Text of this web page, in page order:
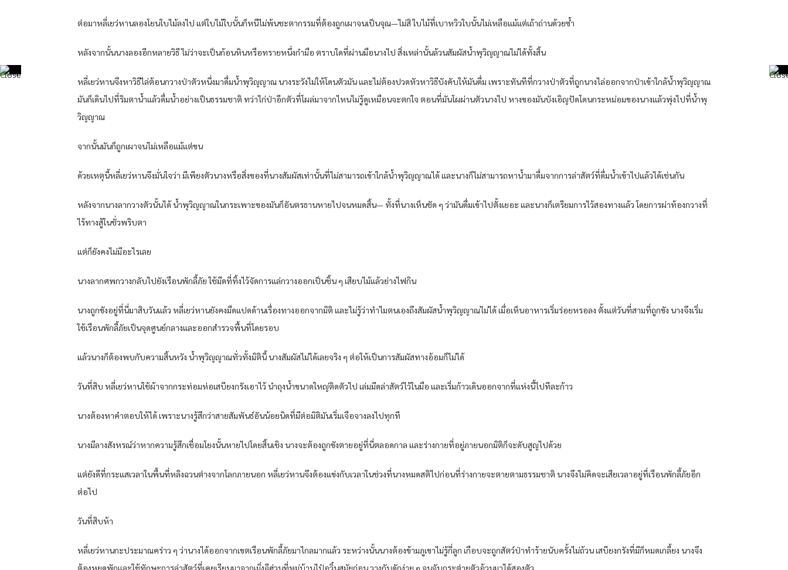
ต่อมาหลี่เยว่หานลองโยนใบไม้ลงไป แต่ใบไม้ใบนั้นก็หนีไม่พ้นชะตากรรมที่ต้องถูกเผาจนเป็นจุณ—ไม่สิ ใบไม้ที่เบาหวิวใบนั้นไม่เหลือแม้แต่เถ้าถ่านด้วยซ้ำ
หลังจากนั้นนางลองอีกหลายวิธี ไม่ว่าจะเป็นก้อนหินหรือทรายหนึ่งกำมือ ตราบใดที่ผ่านมือนางไป สิ่งเหล่านั้นล้วนสัมผัสน้ำพุวิญญาณไม่ได้ทั้งสิ้น
หลี่เยว่หานจึงหาวิธีไล่ต้อนกวางป่าตัวหนึ่งมาดื่มน้ำพุวิญญาณ นางระวังไม่ให้โดนตัวมัน และไม่ต้องปวดหัวหาวิธีบังคับให้มันดื่ม เพราะทันทีที่กวางป่าตัวที่ถูกนางไล่ออกจากป่าเข้าใกล้น้ำพุวิญญาณ
มันก็เดินไปที่ริมตาน้ำแล้วดื่มน้ำอย่างเป็นธรรมชาติ ทว่าไก่ป่าอีกตัวที่โผล่มาจากไหนไม่รู้ดูเหมือนจะตกใจ ตอนที่มันโผผ่านตัวนางไป หางของมันบังเอิญปัดโดนกระหม่อมของนางแล้วพุ่งไปที่น้ำพุ
วิญญาณ
จากนั้นมันก็ถูกเผาจนไม่เหลือแม้แต่ขน
ด้วยเหตุนี้หลี่เยว่หานจึงมั่นใจว่า มีเพียงตัวนางหรือสิ่งของที่นางสัมผัสเท่านั้นที่ไม่สามารถเข้าใกล้น้ำพุวิญญาณได้ และนางก็ไม่สามารถหาน้ำมาดื่มจากการล่าสัตว์ที่ดื่มน้ำเข้าไปแล้วได้เช่นกัน
หลังจากนางลากวางตัวนั้นได้ น้ำพุวิญญาณในกระเพาะของมันก็อันตรธานหายไปจนหมดสิ้น— ทั้งที่นางเห็นชัด ๆ ว่ามันดื่มเข้าไปตั้งเยอะ และนางก็เตรียมการไว้สองทางแล้ว โดยการผ่าท้องกวางที่
ไร้ทางสู้ในชั่วพริบตา
แต่ก็ยังคงไม่มีอะไรเลย
นางลากศพกวางกลับไปยังเรือนพักลี้ภัย ใช้มีดที่ทิ้งไว้จัดการแล่กวางออกเป็นชิ้น ๆ เสียบไม้แล้วย่างไฟกิน
นางถูกขังอยู่ที่นี่มาสิบวันแล้ว หลี่เยว่หานยังคงมืดแปดด้านเรื่องทางออกจากมิติ และไม่รู้ว่าทำไมตนเองถึงสัมผัสน้ำพุวิญญาณไม่ได้ เมื่อเห็นอาหารเริ่มร่อยหรอลง ตั้งแต่วันที่สามที่ถูกขัง นางจึงเริ่ม
ใช้เรือนพักลี้ภัยเป็นจุดศูนย์กลางและออกสำรวจพื้นที่โดยรอบ
แล้วนางก็ต้องพบกับความสิ้นหวัง น้ำพุวิญญาณทั่วทั้งมิตินี้ นางสัมผัสไม่ได้เลยจริง ๆ ต่อให้เป็นการสัมผัสทางอ้อมก็ไม่ได้
วันที่สิบ หลี่เยว่หานใช้ผ้าจากกระท่อมห่อเสบียงกรังเอาไว้ นำถุงน้ำขนาดใหญ่ติดตัวไป เล่มมีดล่าสัตว์ไว้ในมือ และเริ่มก้าวเดินออกจากที่แห่งนี้ไปทีละก้าว
นางต้องหาคำตอบให้ได้ เพราะนางรู้สึกว่าสายสัมพันธ์อันน้อยนิดที่มีต่อมิติมันเริ่มเจือจางลงไปทุกที
นางมีลางสังหรณ์ว่าหากความรู้สึกเชื่อมโยงนั้นหายไปโดยสิ้นเชิง นางจะต้องถูกขังตายอยู่ที่นี่ตลอดกาล และร่างกายที่อยู่ภายนอกมิติก็จะดับสูญไปด้วย
แต่ยังดีที่กระแสเวลาในพื้นที่หลิงฉวนต่างจากโลกภายนอก หลี่เยว่หานจึงต้องแข่งกับเวลาในช่วงที่นางหมดสติไปก่อนที่ร่างกายจะตายตามธรรมชาติ นางจึงไม่คิดจะเสียเวลาอยู่ที่เรือนพักลี้ภัยอีก
ต่อไป
วันที่สิบห้า
หลี่เยว่หานกะประมาณคร่าว ๆ ว่านางได้ออกจากเขตเรือนพักลี้ภัยมาไกลมากแล้ว ระหว่างนั้นนางต้องข้ามภูเขาไม่รู้กี่ลูก เกือบจะถูกสัตว์ป่าทำร้ายนับครั้งไม่ถ้วน เสบียงกรังที่มีก็หมดเกลี้ยง นางจึง
ต้องหยุดพักและใช้ทักษะการล่าสัตว์ที่เคยเรียนมาจากเมิ่งฉีฮ่วนที่หมู่บ้านไป๋อวิ๋นสมัยก่อน วางกับดักง่าย ๆ จนจับกระต่ายตัวอ้วนมาได้สองตัว